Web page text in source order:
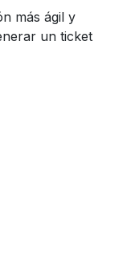
más ágil y
un ticket